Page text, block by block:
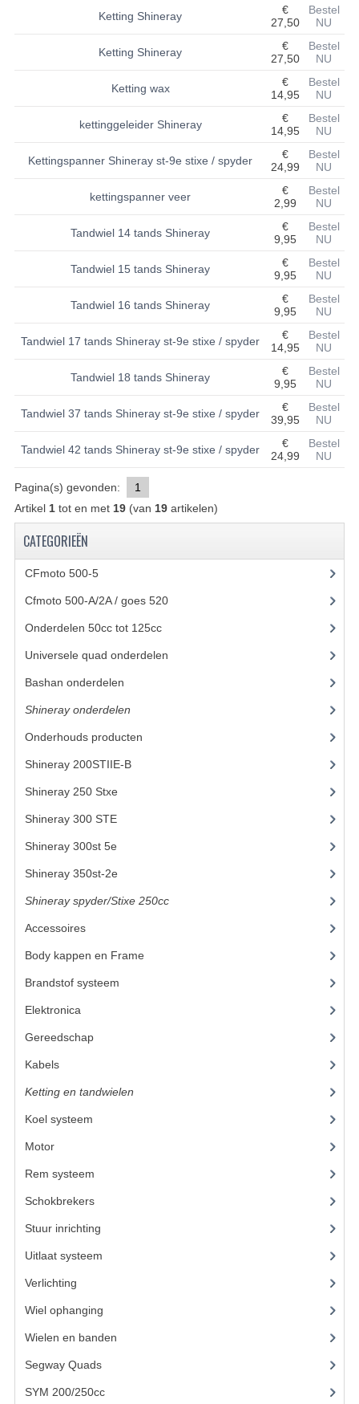
BRANDSTOF SYSTEEM
ELEKTRONICA
KABELS
KAPPEN EN FRAME
KETTING EN TANDWIELEN
VERLICHTING
WIEL OPHANGING
WIELEN EN BANDEN
GEREEDSCHAP
Ketting Shineray
€
27,50
Bestel
NU
Ketting Shineray
€
27,50
Bestel
NU
Ketting wax
€
14,95
Bestel
NU
kettinggeleider Shineray
€
14,95
Bestel
NU
Kettingspanner Shineray st-9e stixe / spyder
€
24,99
Bestel
NU
kettingspanner veer
€
2,99
Bestel
NU
Tandwiel 14 tands Shineray
€
9,95
Bestel
NU
Tandwiel 15 tands Shineray
€
9,95
Bestel
NU
Tandwiel 16 tands Shineray
€
9,95
Bestel
NU
Tandwiel 17 tands Shineray st-9e stixe / spyder
€
14,95
Bestel
NU
Tandwiel 18 tands Shineray
€
9,95
Bestel
NU
Tandwiel 37 tands Shineray st-9e stixe / spyder
€
39,95
Bestel
NU
Tandwiel 42 tands Shineray st-9e stixe / spyder
€
24,99
Bestel
NU
Pagina(s) gevonden:
1
Artikel 1tot en met 19(van 19artikelen)
CATEGORIEËN
CFmoto 500-5(5)
Cfmoto 500-A/2A / goes 520(347)
Onderdelen 50cc tot 125cc(49)
Universele quad onderdelen
Bashan onderdelen
Shineray onderdelen
Onderhouds producten
Shineray 200STIIE-B(32)
Shineray 250 Stxe
Shineray 300 STE(69)
Shineray 300st 5e
Shineray 350st-2e
Shineray spyder/Stixe 250cc(306)
Accessoires(52)
Body kappen en Frame
Brandstof systeem
Elektronica
Gereedschap(8)
Kabels(6)
Ketting en tandwielen
Koel systeem
Motor(59)
Rem systeem
Schokbrekers(11)
Stuur inrichting
Uitlaat systeem
Verlichting
Wiel ophanging
Wielen en banden
Segway Quads(6)
SYM 200/250cc(15)